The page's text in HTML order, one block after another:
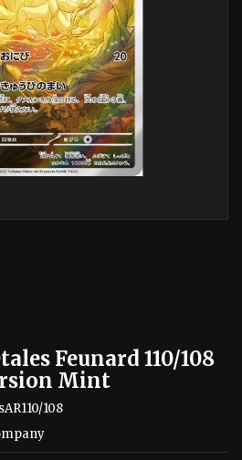
Feunard 110/108
Mint
108